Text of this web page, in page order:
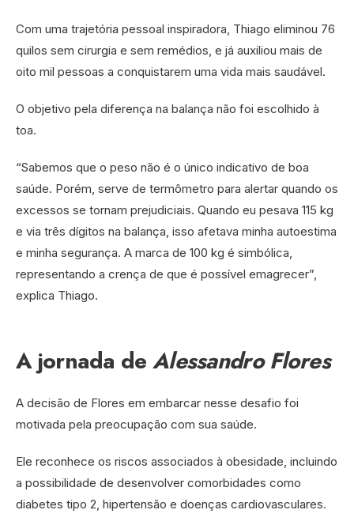
Com uma trajetória pessoal inspiradora, Thiago eliminou 76
quilos sem cirurgia e sem remédios, e já auxiliou mais de
oito mil pessoas a conquistarem uma vida mais saudável.
O objetivo pela diferença na balança não foi escolhido à
toa.
“Sabemos que o peso não é o único indicativo de boa
saúde. Porém, serve de termômetro para alertar quando os
excessos se tornam prejudiciais. Quando eu pesava 115 kg
e via três dígitos na balança, isso afetava minha autoestima
e minha segurança. A marca de 100 kg é simbólica,
representando a crença de que é possível emagrecer”,
explica Thiago.
A jornada deAlessandro Flores
A decisão de Flores em embarcar nesse desafio foi
motivada pela preocupação com sua saúde.
Ele reconhece os riscos associados à obesidade, incluindo
a possibilidade de desenvolver comorbidades como
diabetes tipo 2, hipertensão e doenças cardiovasculares.